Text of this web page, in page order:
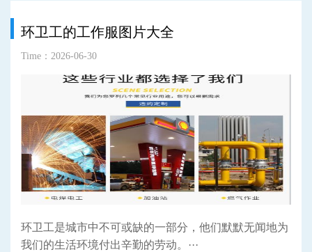
环卫工的工作服图片大全
Time：2026-06-30
环卫工是城市中不可或缺的一部分，他们默默无闻地为
我们的生活环境付出辛勤的劳动。···